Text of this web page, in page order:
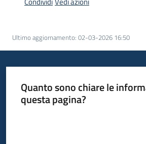
di
acquisto
Supporto
Ultimo aggiornamento: 02-03-2026 16:50
Quanto sono chiare le
questa pagina?